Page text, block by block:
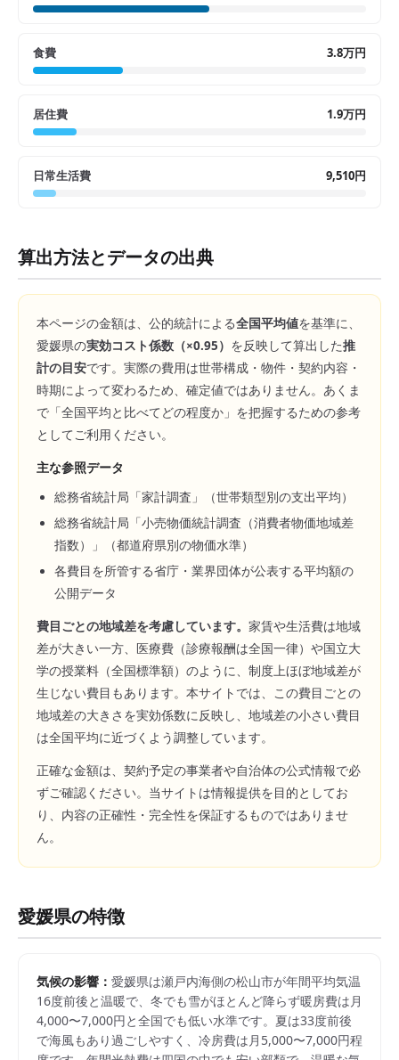
食費 3.8万円
居住費 1.9万円
日常生活費 9,510円
算出方法とデータの出典
本ページの金額は、公的統計による全国平均値を基準に、
愛媛県の実効コスト係数（×0.95） を反映して算出した推
計の目安です。実際の費用は世帯構成・物件・契約内容・
時期によって変わるため、確定値ではありません。あくま
で「全国平均と比べてどの程度か」を把握するための参考
としてご利用ください。
主な参照データ
総務省統計局「家計調査」（世帯類型別の支出平均）
総務省統計局「小売物価統計調査（消費者物価地域差
指数）」（都道府県別の物価水準）
各費目を所管する省庁・業界団体が公表する平均額の
公開データ
費目ごとの地域差を考慮しています。 家賃や生活費は地域
差が大きい一方、医療費（診療報酬は全国一律）や国立大
学の授業料（全国標準額）のように、制度上ほぼ地域差が
生じない費目もあります。本サイトでは、この費目ごとの
地域差の大きさを実効係数に反映し、地域差の小さい費目
は全国平均に近づくよう調整しています。
正確な金額は、契約予定の事業者や自治体の公式情報で必
ずご確認ください。当サイトは情報提供を目的としてお
り、内容の正確性・完全性を保証するものではありませ
ん。
愛媛県の特徴
気候の影響： 愛媛県は瀬戸内海側の松山市が年間平均気温
16度前後と温暖で、冬でも雪がほとんど降らず暖房費は月
4,000〜7,000円と全国でも低い水準です。夏は33度前後
で海風もあり過ごしやすく、冷房費は月5,000〜7,000円程